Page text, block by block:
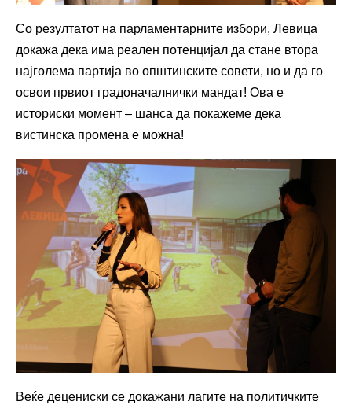
Со резултатот на парламентарните избори, Левица
докажа дека има реален потенцијал да стане втора
најголема партија во општинските совети, но и да го
освои првиот градоначалнички мандат! Ова е
историски момент – шанса да покажеме дека
вистинска промена е можна!
Веќе децениски се докажани лагите на политичките